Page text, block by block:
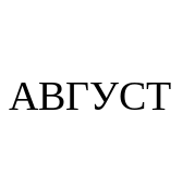
АВГУСТ